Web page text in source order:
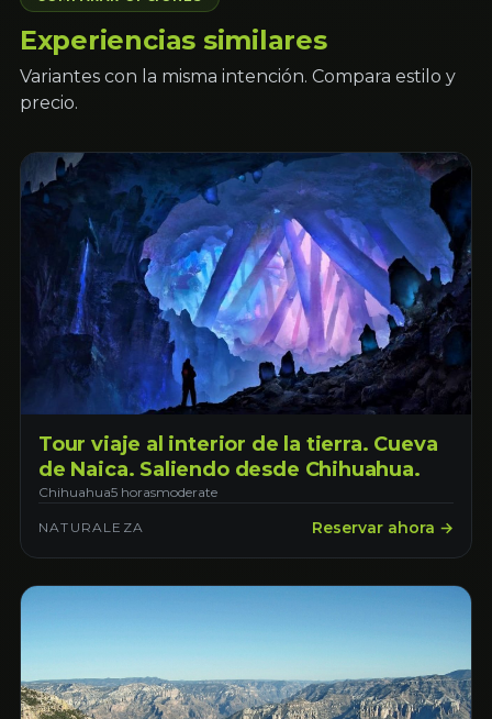
Experiencias similares
Variantes con la misma intención. Compara estilo y
precio.
Tour viaje al interior de la tierra. Cueva
de Naica. Saliendo desde Chihuahua.
Chihuahua5 horasmoderate
NATURALEZA Reservar ahora →